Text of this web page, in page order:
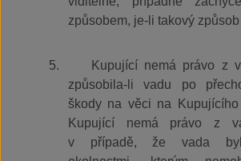
způsobem, je-li takový
5.
Kupující nemá právo z
způsobila-li vadu po
škody na věci na
Kupující nemá právo z
v případě, že vada